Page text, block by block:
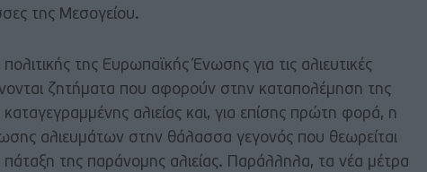
της Μεσογείου.
της Ευρωπαϊκής Ένωσης για τις αλιευτικές
ζητήματα που αφορούν στην καταπολέμηση της
αλιείας και, για επίσης πρώτη φορά, η
αλιευμάτων στην θάλασσα γεγονός που θεωρείται
πάταξη της παράνομης αλιείας. Παράλληλα, τα νέα μέτρα